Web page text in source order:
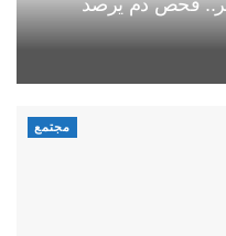
مجتمع